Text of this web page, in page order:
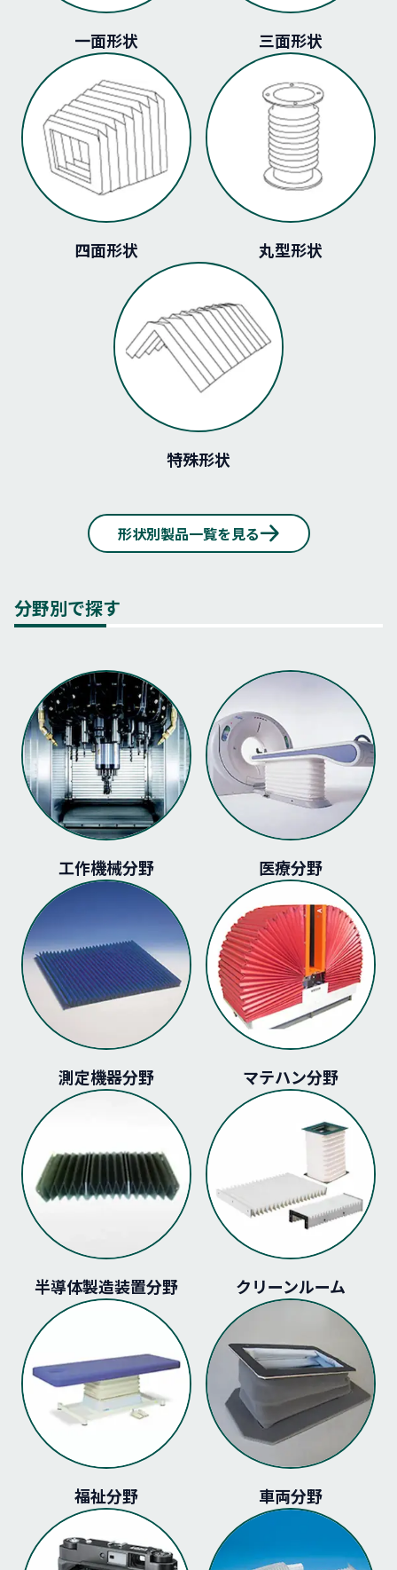
一面形状 三面形状
四面形状 丸型形状
特殊形状
形状別製品一覧を見る
分野別で探す
工作機械分野 医療分野
測定機器分野 マテハン分野
半導体製造装置分野 クリーンルーム
福祉分野 車両分野